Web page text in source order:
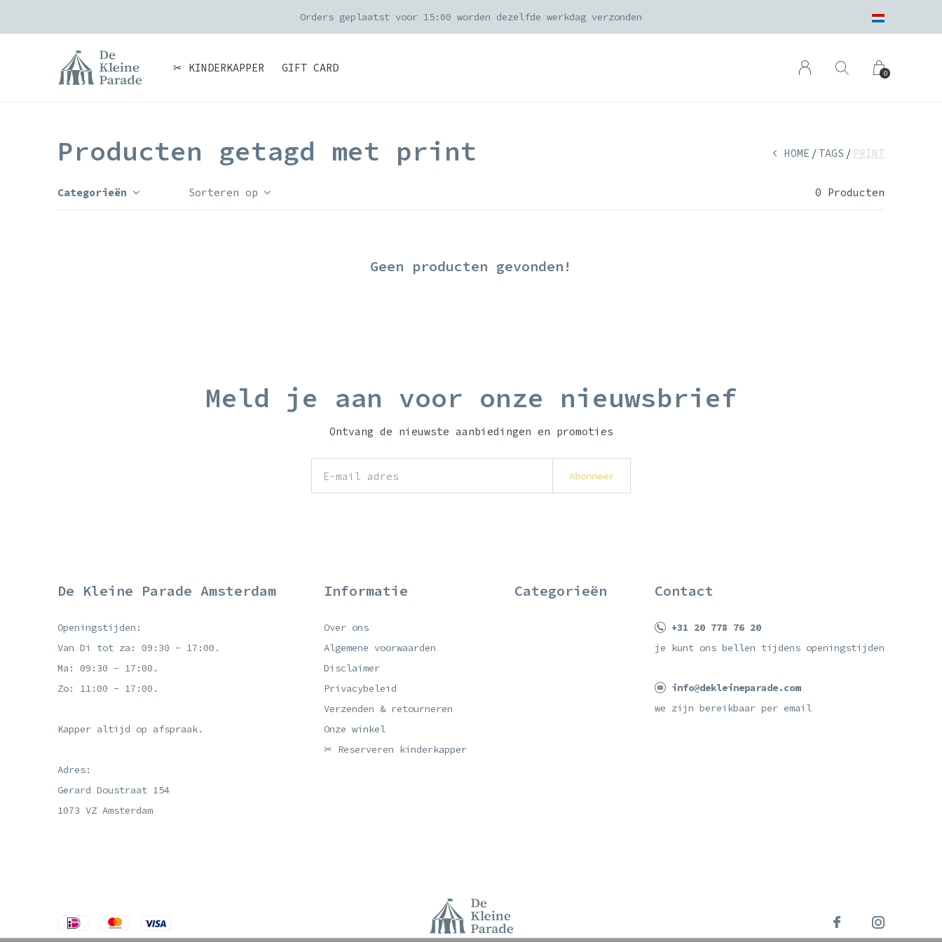
✂ KINDERKAPPER GIFT CARD 0
Orders geplaatst voor 15:00 worden dezelfde werkdag verzonden
Producten getagd met print HOME TAGS PRINT
Categorieën Sorteren op 0 Producten
Geen producten gevonden!
Meld je aan voor onze nieuwsbrief
Ontvang de nieuwste aanbiedingen en promoties
Abonneer
De Kleine Parade Amsterdam
Openingstijden:
Van Di tot za: 09:30 - 17:00.
Ma: 09:30 - 17:00.
Zo: 11:00 - 17:00.
Kapper altijd op afspraak.
Adres:
Gerard Doustraat 154
1073 VZ Amsterdam
Informatie
Over ons
Algemene voorwaarden
Disclaimer
Privacybeleid
Verzenden & retourneren
Onze winkel
✂ Reserveren kinderkapper
Categorieën Contact
+31 20 778 76 20
je kunt ons bellen tijdens openingstijden
info@dekleineparade.com
we zijn bereikbaar per email